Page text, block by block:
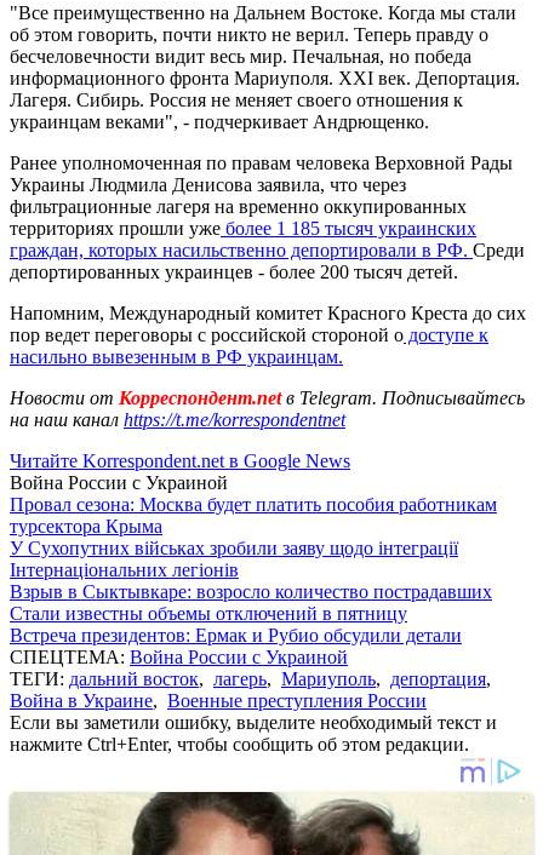
"Все преимущественно на Дальнем Востоке. Когда мы стали
об этом говорить, почти никто не верил. Теперь правду о
бесчеловечности видит весь мир. Печальная, но победа
информационного фронта Мариуполя. ХХІ век. Депортация.
Лагеря. Сибирь. Россия не меняет своего отношения к
украинцам веками", - подчеркивает Андрющенко.
Ранее уполномоченная по правам человека Верховной Рады
Украины Людмила Денисова заявила, что через
фильтрационные лагеря на временно оккупированных
территориях прошли уже более 1 185 тысяч украинских
граждан, которых насильственно депортировали в РФ. Среди
депортированных украинцев - более 200 тысяч детей.
Напомним, Международный комитет Красного Креста до сих
пор ведет переговоры с российской стороной о доступе к
насильно вывезенным в РФ украинцам.
Новости от Корреспондент.netв Telegram. Подписывайтесь
на наш канал https://t.me/korrespondentnet
Читайте Korrespondent.net в Google News
Война России с Украиной
Провал сезона: Москва будет платить пособия работникам
турсектора Крыма
У Сухопутних військах зробили заяву щодо інтеграції
Інтернаціональних легіонів
Взрыв в Сыктывкаре: возросло количество пострадавших
Стали известны объемы отключений в пятницу
Встреча президентов: Ермак и Рубио обсудили детали
СПЕЦТЕМА: Война России с Украиной
ТЕГИ: дальний восток, лагерь, Мариуполь, депортация,
Война в Украине, Военные преступления России
Если вы заметили ошибку, выделите необходимый текст и
нажмите Ctrl+Enter, чтобы сообщить об этом редакции.